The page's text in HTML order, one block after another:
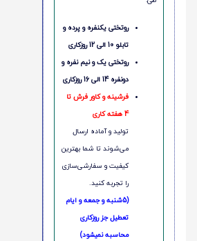
روتختی یکنفره و پرده و
تابلو 10 الی 12 روزکاری
روتختی یک و نیم نفره و
دونفره 14 الی 16 روزکاری
فرشینه و کاور فرش تا
4 هفته کاری
تولید و آماده ارسال
می‌شوند تا شما بهترین
کیفیت و سفارشی‌سازی
را تجربه کنید.
(5شنبه و جمعه و ایام
تعطیل جز روزکاری
محاسبه نمیشود)